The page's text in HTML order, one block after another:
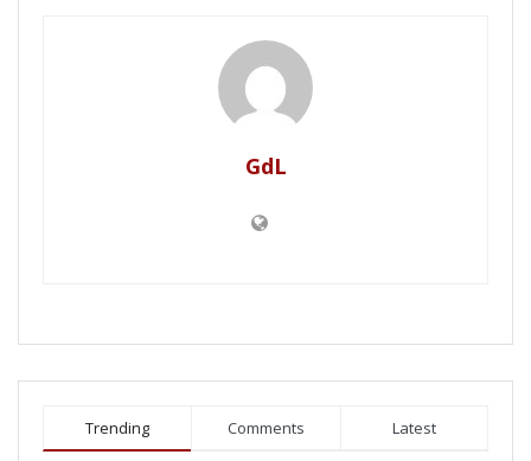
GdL
Trending Comments Latest